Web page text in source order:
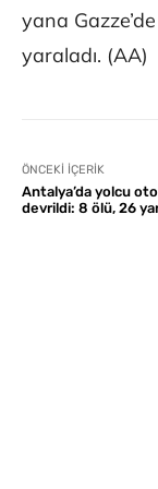
yana
yaraladı. (AA)
ÖNCEKI İÇERIK
Antalya’da yolcu
devrildi: 8 ölü, 26